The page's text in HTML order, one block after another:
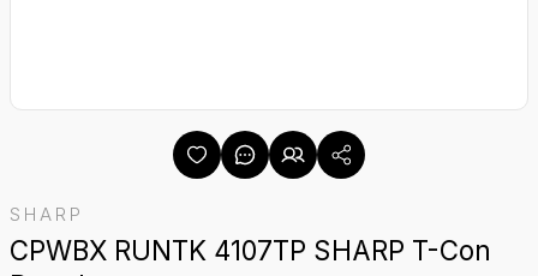
SHARP
CPWBX RUNTK 4107TP SHARP T-Con